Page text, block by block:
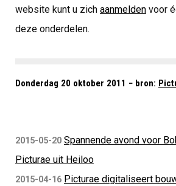
website kunt u zich aanmeldenvoor
deze onderdelen.
Donderdag 20 oktober 2011 − bron:
2015-05-20 Spannende avond voor
Picturae uit Heiloo
2015-04-16 Picturae digitaliseert